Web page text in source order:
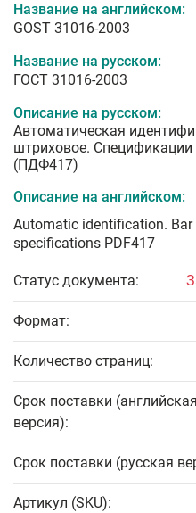
Название на английском:
GOST 31016-2003
Название на русском:
ГОСТ 31016-2003
Описание на русском:
Автоматическая
штриховое.
(ПДФ417)
Описание на английском:
Automatic identification.
specifications PDF417
Статус документа:
Формат:
Количество страниц:
Срок поставки (английская
версия):
Срок поставки (русская
Артикул (SKU):